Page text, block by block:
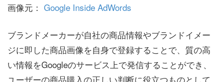
画像元： Google Inside AdWords
ブランドメーカーが自社の商品情報やブランドイメー
ジに即した商品画像を自身で登録することで、質の高
い情報をGoogleのサービス上で発信することができ、
ユーザーの商品購入の正しい判断に役立つものとして